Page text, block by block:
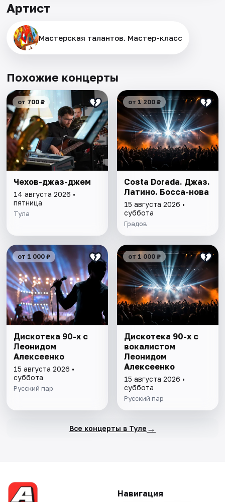
Артист
Мастерская талантов. Мастер-класс
Похожие концерты
от 700 ₽
Чехов-джаз-джем
14 августа 2026 •
пятница
Тула
от 1 200 ₽
Costa Dorada. Джаз.
Латино. Босса-нова
15 августа 2026 •
суббота
Градов
от 1 000 ₽
Дискотека 90-х с
Леонидом
Алексеенко
15 августа 2026 •
суббота
Русский пар
от 1 000 ₽
Дискотека 90-х с
вокалистом
Леонидом
Алексеенко
15 августа 2026 •
суббота
Русский пар
Все концерты в Туле →
Навигация